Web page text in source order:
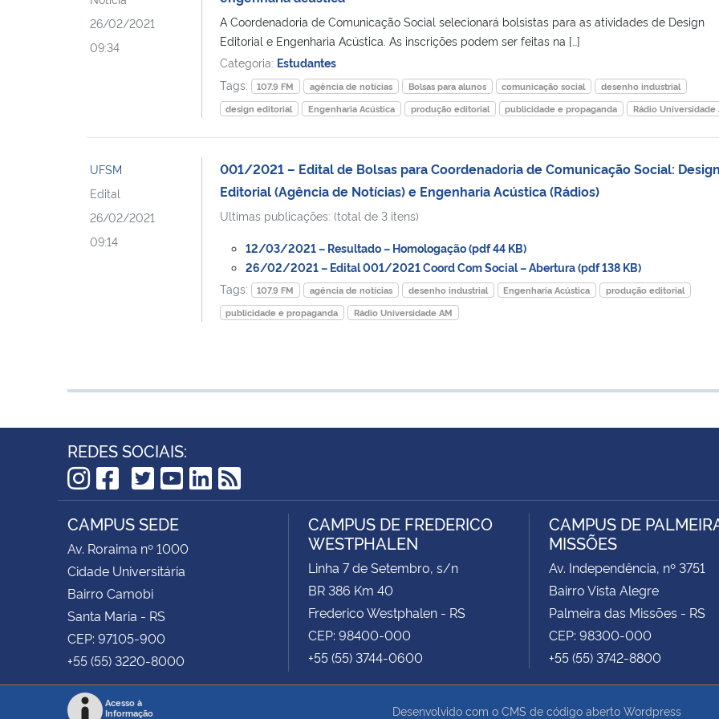
26/02/2021
09:34
A Coordenadoria de Comunicação Social selecionará bolsistas para as atividades de Design
Editorial e Engenharia Acústica. As inscrições podem ser feitas na […]
Categoria: Estudantes
Tags:
107.9 FM agência de notícias Bolsas para alunos comunicação social
desenho industrial
design editorial
Engenharia Acústica produção editorial publicidade e propaganda Rádio Universidade
UFSM
Edital
26/02/2021
09:14
001/2021 – Edital de Bolsas para Coordenadoria de Comunicação Social:
Editorial (Agência de Notícias) e Engenharia Acústica (Rádios)
Ultimas publicações: (total de 3 itens)
12/03/2021 – Resultado – Homologação (pdf 44 KB)
26/02/2021 – Edital 001/2021 Coord Com Social – Abertura (pdf 138 KB)
Tags:
107.9 FM agência de notícias desenho industrial Engenharia Acústica
produção editorial
publicidade e propaganda
Rádio Universidade AM
REDES SOCIAIS:
Instagram
Facebook
TikTok
Twitter
YouTube
LinkedIn
RSS
CAMPUS SEDE
Av. Roraima nº 1000
Cidade Universitária
Bairro Camobi
Santa Maria - RS
CEP: 97105-900
+55 (55) 3220-8000
CAMPUS DE FREDERICO
WESTPHALEN
Linha 7 de Setembro, s/n
BR 386 Km 40
Frederico Westphalen - RS
CEP: 98400-000
+55 (55) 3744-0600
CAMPUS DE
MISSÕES
Av. Independência, nº 3751
Bairro Vista Alegre
Palmeira das Missões - RS
CEP: 98300-000
+55 (55) 3742-8800
Acesso à
Informação
Desenvolvido com o CMS de código aberto Wordpress